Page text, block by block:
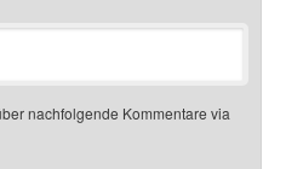
nachfolgende Kommentare via